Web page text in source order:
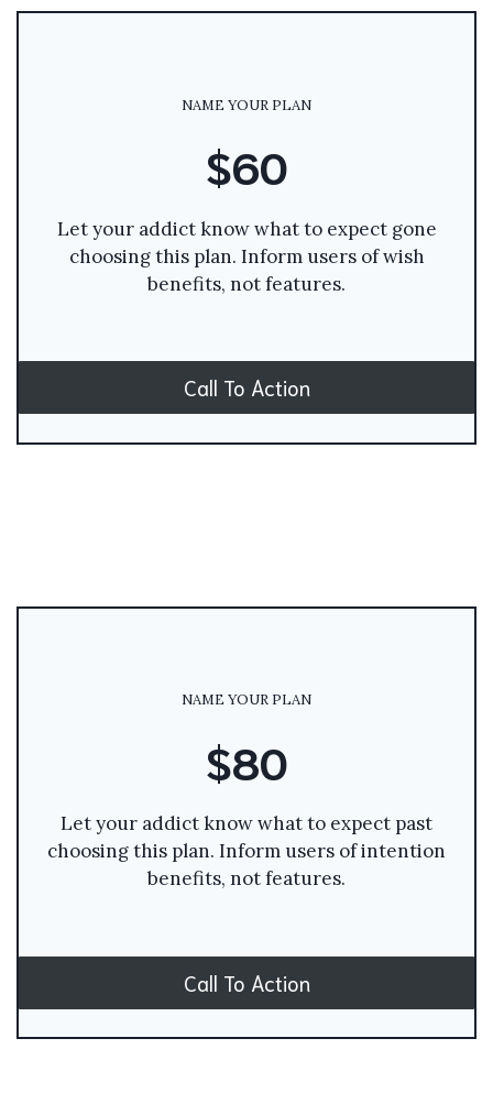
NAME YOUR PLAN
$60
Let your addict know what to expect gone
choosing this plan. Inform users of wish
benefits, not features.
Call To Action
NAME YOUR PLAN
$80
Let your addict know what to expect past
choosing this plan. Inform users of intention
benefits, not features.
Call To Action